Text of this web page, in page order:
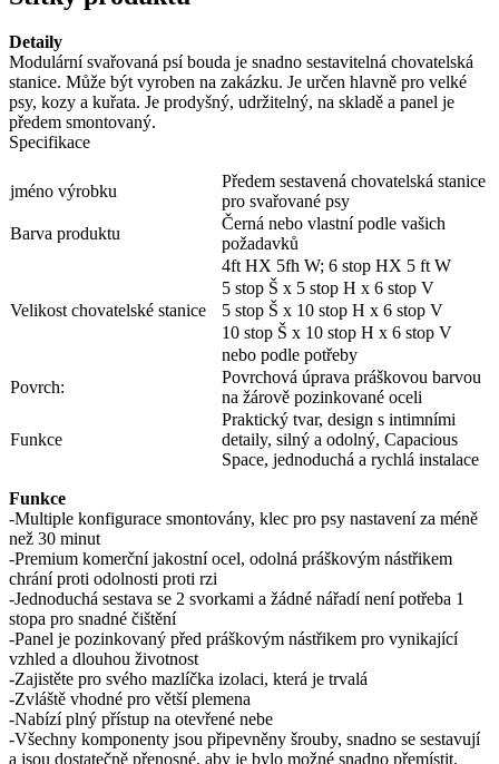
Detaily
Modulární svařovaná psí bouda je snadno sestavitelná chovatelská
stanice. Může být vyroben na zakázku. Je určen hlavně pro velké
psy, kozy a kuřata. Je prodyšný, udržitelný, na skladě a panel je
předem smontovaný.
Specifikace
jméno výrobku
Předem sestavená chovatelská stanice
pro svařované psy
Barva produktu
Černá nebo vlastní podle vašich
požadavků
Velikost chovatelské stanice
4ft HX 5fh W; 6 stop HX 5 ft W
5 stop Š x 5 stop H x 6 stop V
5 stop Š x 10 stop H x 6 stop V
10 stop Š x 10 stop H x 6 stop V
nebo podle potřeby
Povrch:
Povrchová úprava práškovou barvou
na žárově pozinkované oceli
Funkce
Praktický tvar, design s intimními
detaily, silný a odolný, Capacious
Space, jednoduchá a rychlá instalace
Funkce
-Multiple konfigurace smontovány, klec pro psy nastavení za méně
než 30 minut
-Premium komerční jakostní ocel, odolná práškovým nástřikem
chrání proti odolnosti proti rzi
-Jednoduchá sestava se 2 svorkami a žádné nářadí není potřeba 1
stopa pro snadné čištění
-Panel je pozinkovaný před práškovým nástřikem pro vynikající
vzhled a dlouhou životnost
-Zajistěte pro svého mazlíčka izolaci, která je trvalá
-Zvláště vhodné pro větší plemena
-Nabízí plný přístup na otevřené nebe
-Všechny komponenty jsou připevněny šrouby, snadno se sestavují
a jsou dostatečně přenosné, aby je bylo možné snadno přemístit.